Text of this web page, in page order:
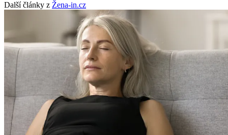
Další články z Žena-in.cz